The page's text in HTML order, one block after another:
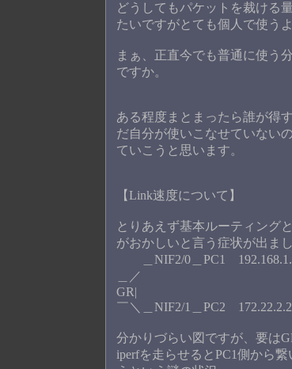
どうしてもパケットを裁ける
たいですがとても個人で使う
まぁ、正直今でも普通に使う
ですか。
ある程度まとまったら誰が得
だ自分が使いこなせていない
ていこうと思います。
【Link速度について】
とりあえず基本ルーティング
がおかしいと言う症状が出まし
＿NIF2/0＿PC1
＿／
GR|
￣＼＿NIF2/1＿PC2
分かりづらい図ですが、要は
iperfを走らせるとPC1側から